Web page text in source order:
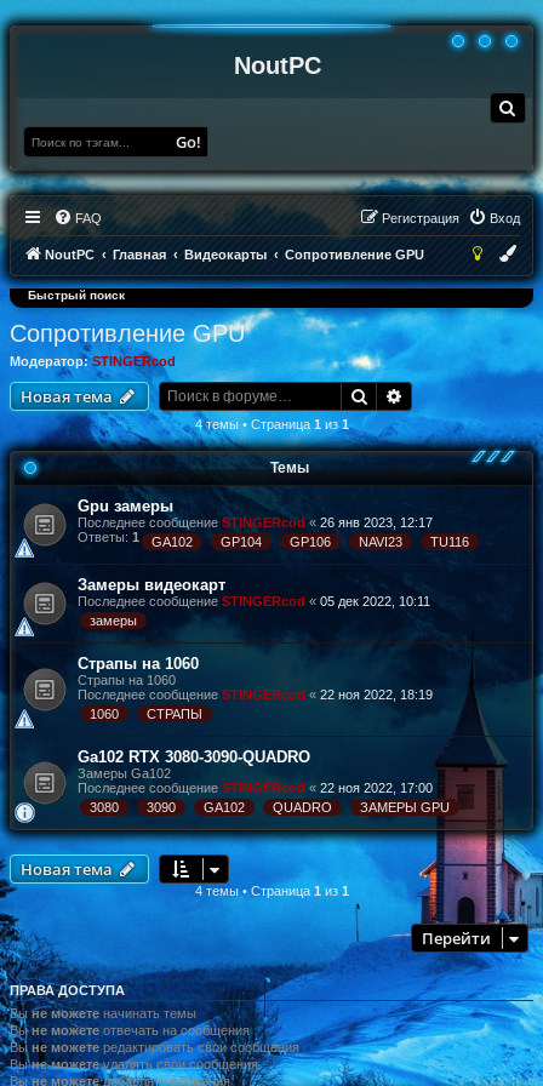
NoutPC
о
Go!
FAQ Вход
Регистрация
NoutPC Главная Видеокарты Сопротивление GPU
Быстрый поиск
Сопротивление GPU
Модератор: STINGERcod
Новая тема Поиск
4 темы • Страница 1 из 1
Темы
Gpu замеры
Последнее сообщение STINGERcod « 26 янв 2023, 12:17
Ответы: 1 GA102 GP104 GP106 NAVI23 TU116
Замеры видеокарт
Последнее сообщение STINGERcod « 05 дек 2022, 10:11
замеры
Страпы на 1060
Страпы на 1060
Последнее сообщение STINGERcod « 22 ноя 2022, 18:19
1060
СТРАПЫ
Ga102 RTX 3080-3090-QUADRO
Замеры Ga102
Последнее сообщение STINGERcod « 22 ноя 2022, 17:00
3080
3090 GA102 QUADRO ЗАМЕРЫ GPU
Новая тема
4 темы • Страница 1из 1
Перейти
ПРАВА ДОСТУПА
Выне можете начинать темы
Выне можете отвечать на сообщения
Вы не можете редактировать свои сообщения
Выне можетеудалять свои сообщения
Выне можетедобавлять вложения